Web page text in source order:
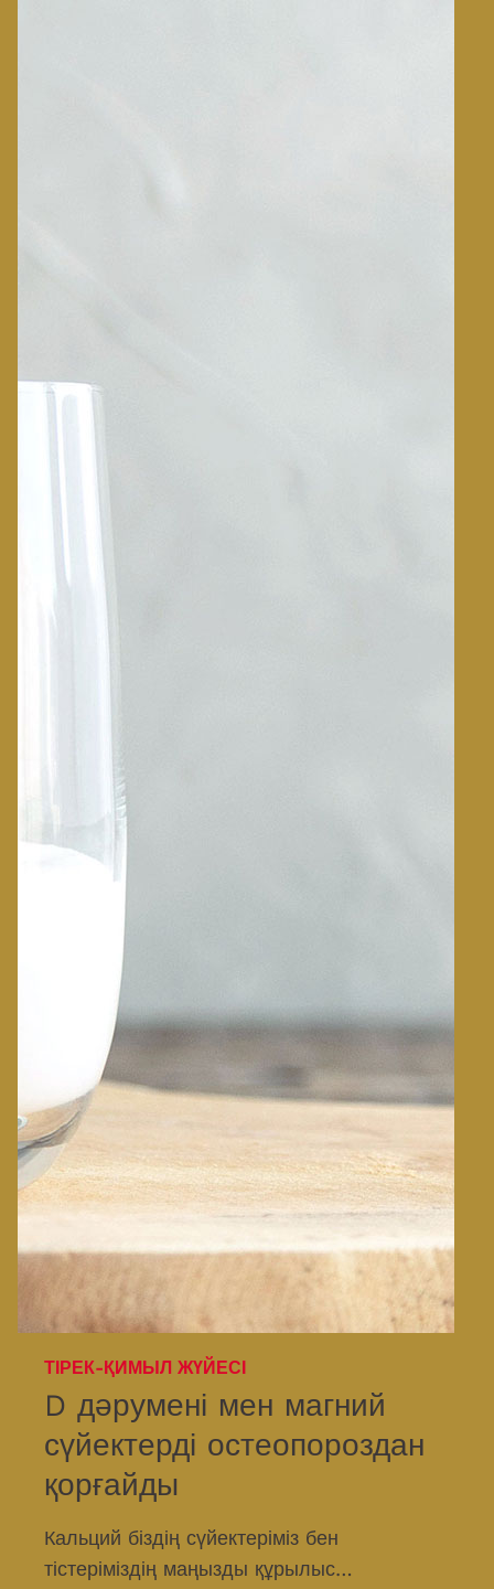
ТІРЕК-ҚИМЫЛ ЖҮЙЕСІ
D дәрумені мен магний
сүйектерді остеопороздан
қорғайды
Кальций біздің сүйектеріміз бен
тістеріміздің маңызды құрылыс